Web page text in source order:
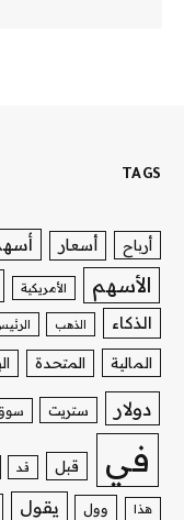
TAGS
أرباح أسعار
الأسهم الأمريكية
الذكاء
الذهب
المالية المتحدة
دولار ستريت
في قبل قد
هذا وول يقول